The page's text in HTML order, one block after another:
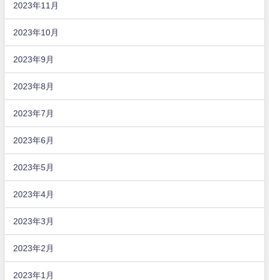
2023年11月
2023年10月
2023年9月
2023年8月
2023年7月
2023年6月
2023年5月
2023年4月
2023年3月
2023年2月
2023年1月